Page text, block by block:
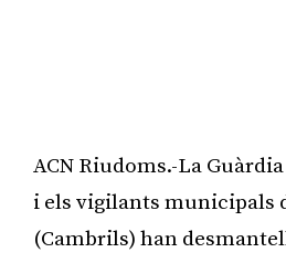
ACN Riudoms.-La
i els vigilants municipals
(Cambrils) han